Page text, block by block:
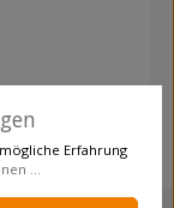
Erfahrung
...